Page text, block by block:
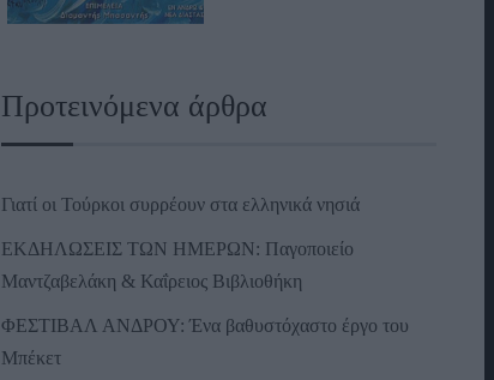
Προτεινόμενα άρθρα
Γιατί οι Τούρκοι συρρέουν στα ελληνικά νησιά
ΕΚΔΗΛΩΣΕΙΣ ΤΩΝ ΗΜΕΡΩΝ: Παγοποιείο
Μαντζαβελάκη & Καΐρειος Βιβλιοθήκη
ΦΕΣΤΙΒΑΛ ΑΝΔΡΟΥ: Ένα βαθυστόχαστο έργο του
Μπέκετ